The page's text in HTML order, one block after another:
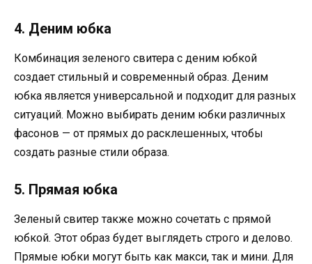
4. Деним юбка
Комбинация зеленого свитера с деним юбкой
создает стильный и современный образ. Деним
юбка является универсальной и подходит для разных
ситуаций. Можно выбирать деним юбки различных
фасонов — от прямых до расклешенных, чтобы
создать разные стили образа.
5. Прямая юбка
Зеленый свитер также можно сочетать с прямой
юбкой. Этот образ будет выглядеть строго и делово.
Прямые юбки могут быть как макси, так и мини. Для